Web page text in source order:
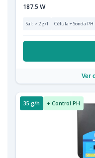
187.5 W
Sal: > 2 g/l Célula + Sonda PH
Ver
35 g/h + Control PH